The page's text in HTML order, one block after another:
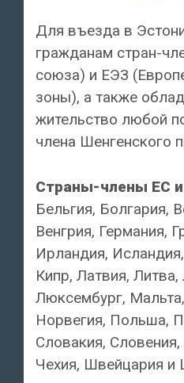
Для въезда в
гражданам стран-
союза) и ЕЭЗ
зоны), а также
жительство любой
члена Шенгенского
Страны-члены ЕС
Бельгия, Болгария,
Венгрия, Германия,
Ирландия,
Кипр, Латвия, Литва,
Люксембург,
Норвегия, Польша,
Словакия,
Чехия, Швейцария и